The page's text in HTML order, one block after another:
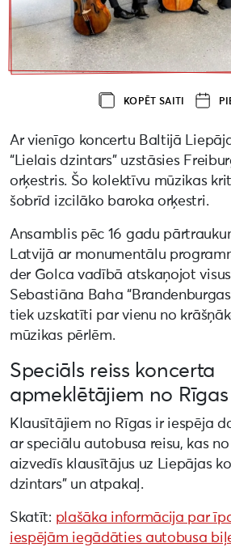
KOPĒT SAITI
Ar vienīgo koncertu Baltijā
“Lielais dzintars” uzstāsies
orķestris. Šo kolektīvu mūzikas
šobrīd izcilāko baroka orķestri.
Ansamblis pēc 16 gadu
Latvijā ar monumentālu
der Golca vadībā atskaņojot
Sebastiāna Baha
tiek uzskatīti par vienu no
mūzikas pērlēm.
Speciāls reiss koncerta
apmeklētājiem no Rīgas
Klausītājiem no Rīgas ir iespēja
ar speciālu autobusa reisu, kas
aizvedīs klausītājus uz Liepājas
dzintars” un atpakaļ.
Skatīt: plašāka informācija par
iespējām iegādāties autobusa